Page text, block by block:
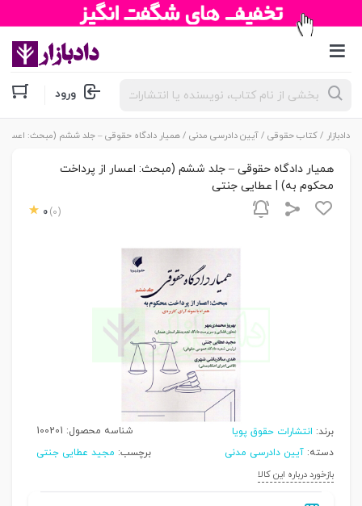
جستجوی
محصولات ورود
دادبازار /کتاب حقوقی /آیین دادرسی مدنی / همیار دادگاه حقوقی – جلد ششم (مبحث: اعسار
همیار دادگاه حقوقی – جلد ششم (مبحث: اعسار از پرداخت
محکوم به) | عطایی جنتی
0 (0)
برند: انتشارات حقوق پویا شناسه محصول: 100201
دسته: آیین دادرسی مدنی برچسب: مجید عطایی جنتی
بازخورد درباره این کالا